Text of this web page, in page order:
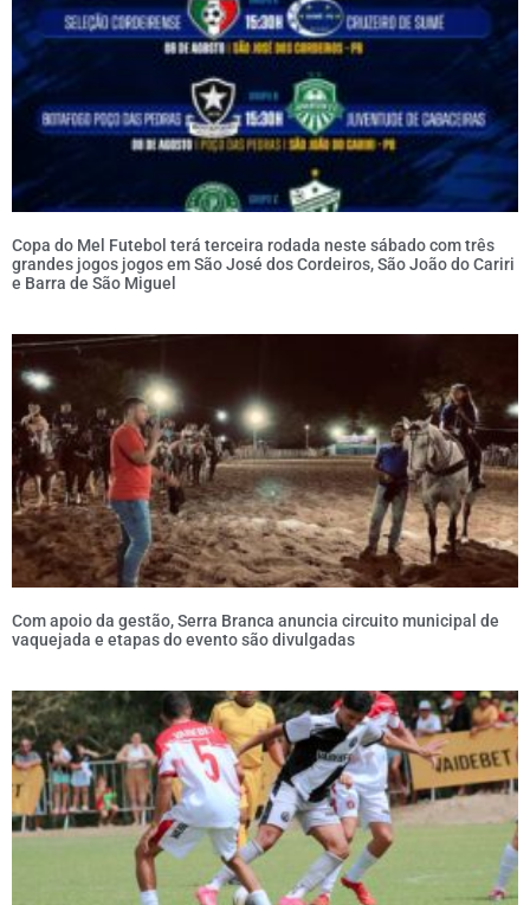
Copa do Mel Futebol terá terceira rodada neste sábado com três
grandes jogos jogos em São José dos Cordeiros, São João do Cariri
e Barra de São Miguel
Com apoio da gestão, Serra Branca anuncia circuito municipal de
vaquejada e etapas do evento são divulgadas